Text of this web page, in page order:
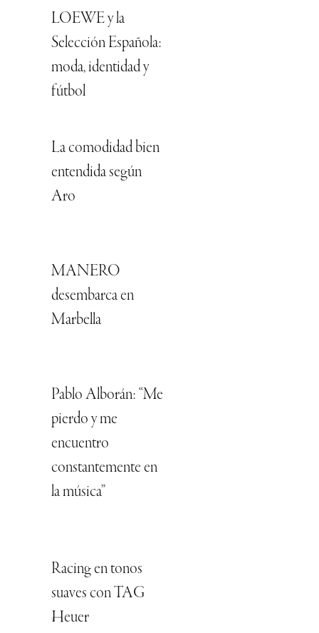
LOEWE y la
Selección Española:
moda, identidad y
fútbol
La comodidad bien
entendida según
Aro
MANERO
desembarca en
Marbella
Pablo Alborán: “Me
pierdo y me
encuentro
constantemente en
la música”
Racing en tonos
suaves con TAG
Heuer